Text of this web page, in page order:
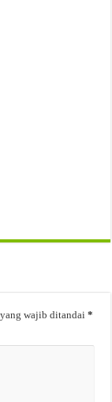
yang wajib ditandai*